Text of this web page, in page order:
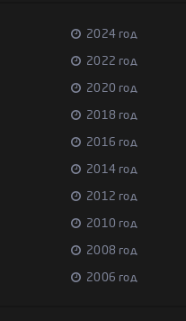
2024 год
2022 год
2020 год
2018 год
2016 год
2014 год
2012 год
2010 год
2008 год
2006 год